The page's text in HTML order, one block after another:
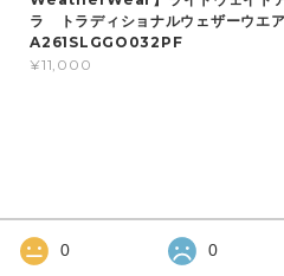
ラ トラディショナルウェザーウエア
A261SLGGO032PF
¥11,000
0 0